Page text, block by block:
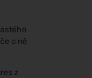
o ně
z